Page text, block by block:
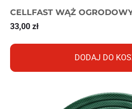
CELLFAST WĄŻ
33,00 zł
DODAJ DO